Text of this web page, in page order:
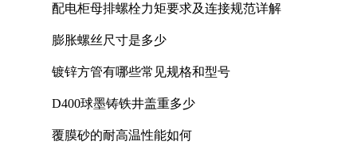
配电柜母排螺栓力矩要求及连接规范详解
膨胀螺丝尺寸是多少
镀锌方管有哪些常见规格和型号
D400球墨铸铁井盖重多少
覆膜砂的耐高温性能如何